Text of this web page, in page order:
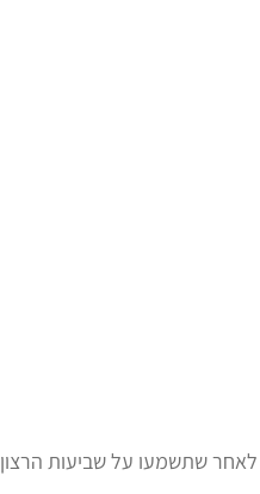
שתשמעו על שביעות הרצון